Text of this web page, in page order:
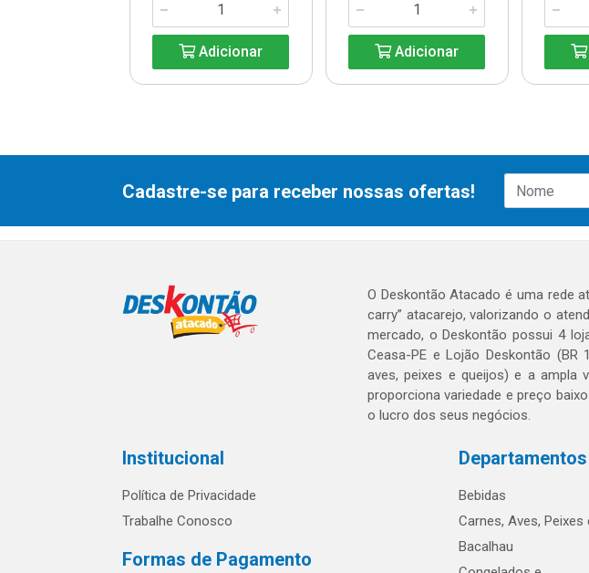
Adicionar Adicionar
Cadastre-se para receber nossas ofertas!
O Deskontão Atacado é uma rede
carry” atacarejo, valorizando o
mercado, o Deskontão possui 4
Ceasa-PE e Lojão Deskontão
aves, peixes e queijos) e a ampla
proporciona variedade e preço
o lucro dos seus negócios.
Institucional
Política de Privacidade
Trabalhe Conosco
Formas de Pagamento
Departamentos
Bebidas
Carnes, Aves, Peixes
Bacalhau